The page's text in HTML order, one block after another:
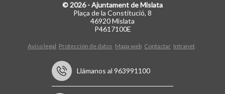
© 2026 - Ajuntament de Mislata
Plaça de la Constitució, 8
46920 Mislata
P4617100E
Aviso legal Protección de datos Mapa web Contactar Intranet
Llámanos al 963991100